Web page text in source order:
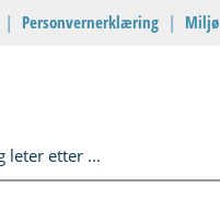
| Personvernerklæring | Miljø